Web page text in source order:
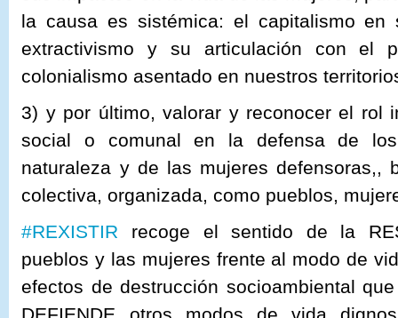
la causa es sistémica: el capitalismo en
extractivismo y su articulación con el
colonialismo asentado en nuestros
3) y por último, valorar y reconocer el rol
social o comunal en la defensa de
naturaleza y de las mujeres defensoras,,
colectiva, organizada, como pueblos,
#REXISTIR recoge el sentido de la
pueblos y las mujeres frente al modo de
efectos de destrucción socioambiental
DEFIENDE otros modos de vida